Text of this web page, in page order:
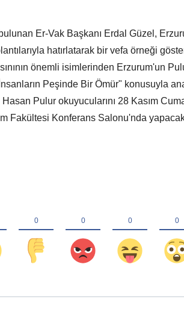
Er-Vak Başkanı Erdal Güzel,
hatırlatarak bir vefa örneği
önemli isimlerinden Erzurum'un
Peşinde Bir Ömür" konusuyla
Pulur okuyucularını 28 Kasım
Fakültesi Konferans Salonu'nda